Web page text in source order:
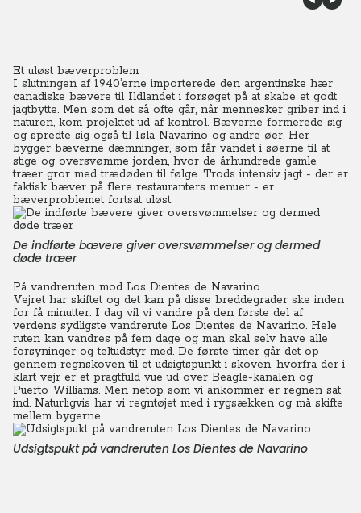
Et uløst bæverproblem
I slutningen af 1940’erne importerede den argentinske hær
canadiske bævere til Ildlandet i forsøget på at skabe et godt
jagtbytte. Men som det så ofte går, når mennesker griber ind i
naturen, kom projektet ud af kontrol. Bæverne formerede sig
og spredte sig også til Isla Navarino og andre øer. Her
bygger bæverne dæmninger, som får vandet i søerne til at
stige og oversvømme jorden, hvor de århundrede gamle
træer gror med trædøden til følge. Trods intensiv jagt - der er
faktisk bæver på flere restauranters menuer - er
bæverproblemet fortsat uløst.
De indførte bævere giver oversvømmelser og dermed
døde træer
På vandreruten mod Los Dientes de Navarino
Vejret har skiftet og det kan på disse breddegrader ske inden
for få minutter. I dag vil vi vandre på den første del af
verdens sydligste vandrerute Los Dientes de Navarino. Hele
ruten kan vandres på fem dage og man skal selv have alle
forsyninger og teltudstyr med. De første timer går det op
gennem regnskoven til et udsigtspunkt i skoven, hvorfra der i
klart vejr er et pragtfuld vue ud over Beagle-kanalen og
Puerto Williams. Men netop som vi ankommer er regnen sat
ind. Naturligvis har vi regntøjet med i rygsækken og må skifte
mellem bygerne.
Udsigtspukt på vandreruten Los Dientes de Navarino